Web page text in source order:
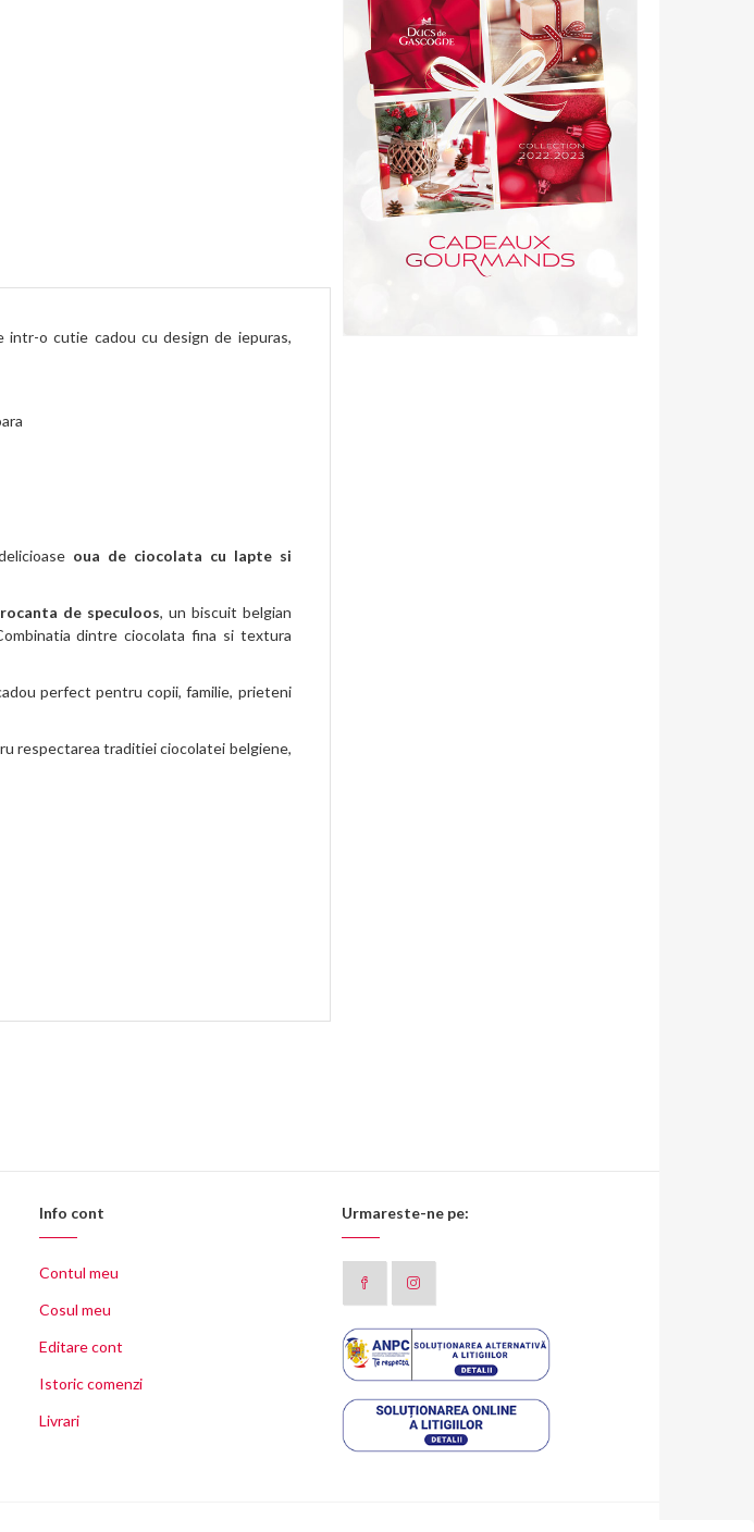
intr-o cutie cadou cu design de iepuras,
oua de ciocolata cu lapte si
de speculoos, un biscuit belgian
dintre ciocolata fina si textura
perfect pentru copii, familie, prieteni
respectarea traditiei ciocolatei belgiene,
Info cont
Contul meu
Cosul meu
Editare cont
Istoric comenzi
Livrari
Urmareste-ne pe: